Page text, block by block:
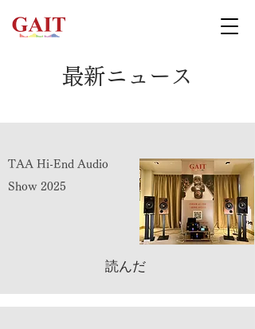
最新ニュース
TAA Hi-End Audio
Show 2025
読んだ